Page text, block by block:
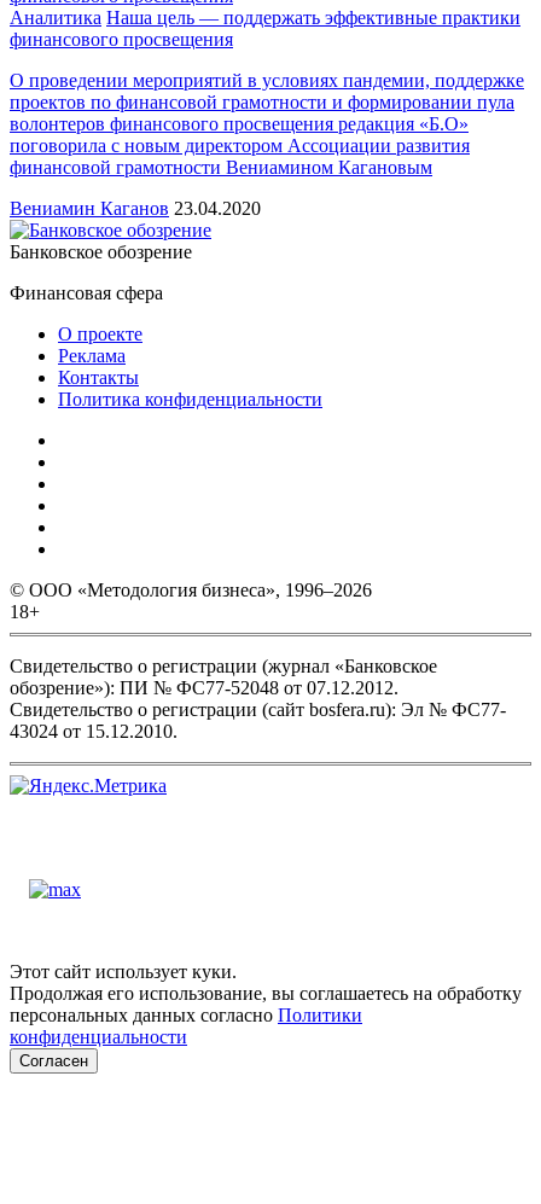
Аналитика Наша цель — поддержать эффективные практики
финансового просвещения
О проведении мероприятий в условиях пандемии, поддержке
проектов по финансовой грамотности и формировании пула
волонтеров финансового просвещения редакция «Б.О»
поговорила с новым директором Ассоциации развития
финансовой грамотности Вениамином Кагановым
Вениамин Каганов 23.04.2020
Банковское обозрение
Финансовая сфера
О проекте
Реклама
Контакты
Политика конфиденциальности
© ООО «Методология бизнеса», 1996–2026
18+
Свидетельство о регистрации (журнал «Банковское
обозрение»): ПИ № ФС77-52048 от 07.12.2012.
Свидетельство о регистрации (сайт bosfera.ru): Эл № ФС77-
43024 от 15.12.2010.
Этот сайт использует куки.
Продолжая его использование, вы соглашаетесь на обработку
персональных данных согласно Политики
конфиденциальности
Согласен